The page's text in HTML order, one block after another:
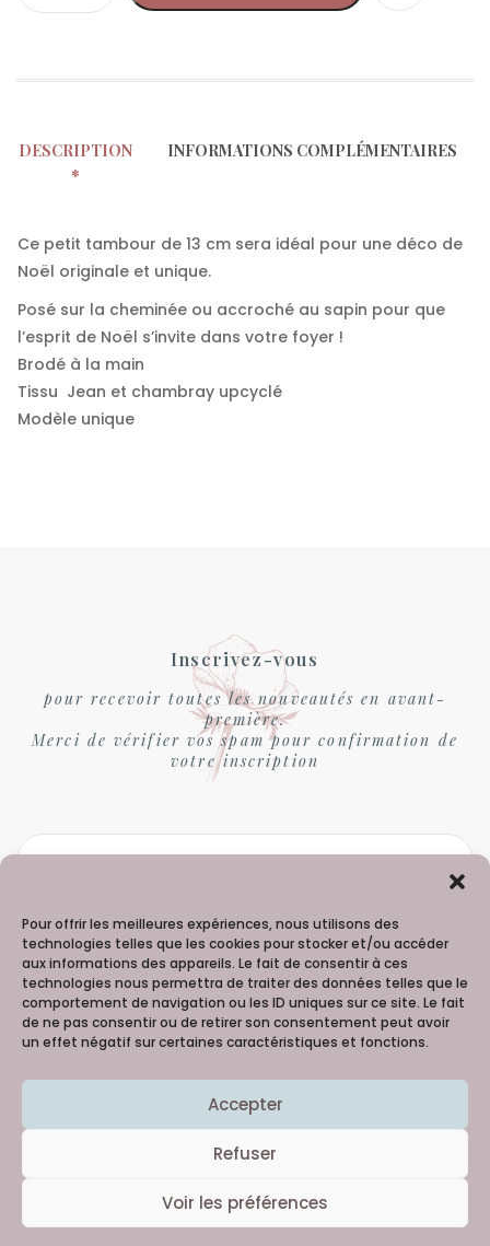
Pour offrir les meilleures expériences, nous utilisons des
technologies telles que les cookies pour stocker et/ou accéder
aux informations des appareils. Le fait de consentir à ces
technologies nous permettra de traiter des données telles que le
comportement de navigation ou les ID uniques sur ce site. Le fait
de ne pas consentir ou de retirer son consentement peut avoir
un effet négatif sur certaines caractéristiques et fonctions.
Accepter
Refuser
Voir les préférences
DESCRIPTION INFORMATIONS COMPLÉMENTAIRES
Ce petit tambour de 13 cm sera idéal pour une déco de
Noël originale et unique.
Posé sur la cheminée ou accroché au sapin pour que
l’esprit de Noël s’invite dans votre foyer !
Brodé à la main
Tissu Jean et chambray upcyclé
Modèle unique
Inscrivez-vous
pour recevoir toutes les nouveautés en avant-
première.
Merci de vérifier vos spam pour confirmation de
votre inscription
Madame Hortense - 06 98 91 99 60
Copyright © 2021Creativattitude
Merci à la talentueuse Lilie Picture